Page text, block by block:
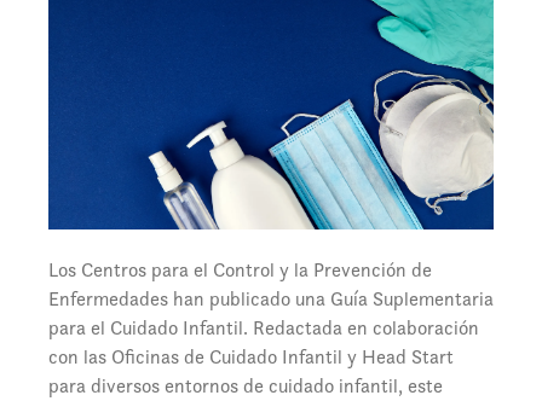
Los Centros para el Control y la Prevención de
Enfermedades han publicado una Guía Suplementaria
para el Cuidado Infantil. Redactada en colaboración
con las Oficinas de Cuidado Infantil y Head Start
para diversos entornos de cuidado infantil, este